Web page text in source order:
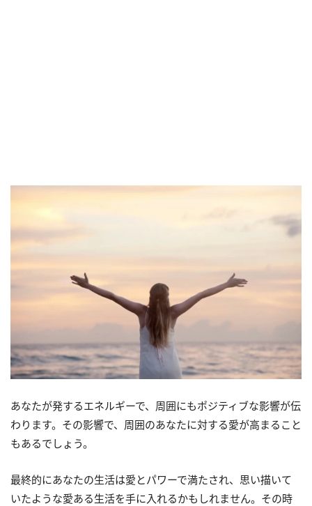
あなたが発するエネルギーで、周囲にもポジティブな影響が伝
わります。その影響で、周囲のあなたに対する愛が高まること
もあるでしょう。
最終的にあなたの生活は愛とパワーで満たされ、思い描いて
いたような愛ある生活を手に入れるかもしれません。その時